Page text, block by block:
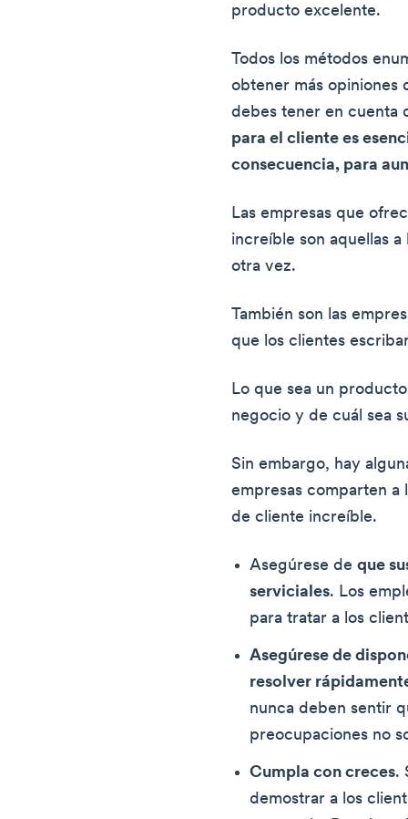
producto excelente.
Todos los métodos
obtener más opiniones
debes tener en cuenta
para el cliente es
consecuencia, para
Las empresas que
increíble son aquellas
otra vez.
También son las
que los clientes
Lo que sea un
negocio y de cuál sea
Sin embargo, hay
empresas comparten
de cliente increíble.
Asegúrese deque
serviciales. Los
para tratar a los
Asegúrese de
resolver
nunca deben sentir
preocupaciones no
Cumpla con creces.
demostrar a los